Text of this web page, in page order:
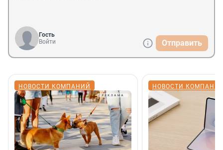
Гость
Войти
Отправить
НОВОСТИ КОМПАНИЙ НОВОСТИ